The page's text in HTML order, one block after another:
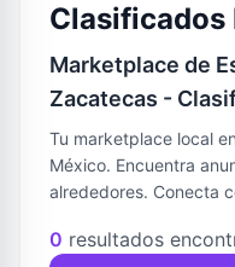
Clasificados
Marketplace de
Zacatecas -
Tu marketplace local
México. Encuentra
alrededores. Conecta
0 resultados